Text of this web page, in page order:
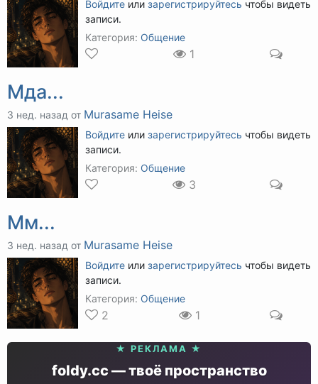
Войдите или зарегистрируйтесь чтобы видеть
записи.
Категория: Общение
1
Мда...
3 нед. назад от Murasame Heise
Войдите или зарегистрируйтесь чтобы видеть
записи.
Категория: Общение
3
Мм...
3 нед. назад от Murasame Heise
Войдите или зарегистрируйтесь чтобы видеть
записи.
Категория: Общение
2 1
★ РЕКЛАМА ★
foldy.cc — твоё пространство